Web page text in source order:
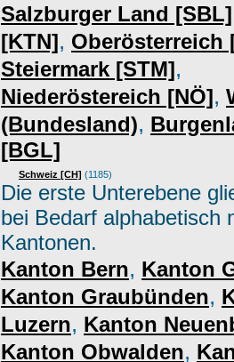
Salzburger Land [SBL]
[KTN], Oberösterreich
Steiermark [STM],
Niederöstereich [NÖ],
(Bundesland),
[BGL]
Schweiz [CH] (1185)
Die erste Unterebene
bei Bedarf alphabetisch
Kantonen.
Kanton Bern, Kanton
Kanton Graubünden,
Luzern, Kanton
Kanton Obwalden,